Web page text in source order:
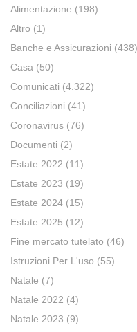
Alimentazione (198)
Altro (1)
Banche e Assicurazioni (438)
Casa (50)
Comunicati (4.322)
Conciliazioni (41)
Coronavirus (76)
Documenti (2)
Estate 2022 (11)
Estate 2023 (19)
Estate 2024 (15)
Estate 2025 (12)
Fine mercato tutelato (46)
Istruzioni Per L'uso (55)
Natale (7)
Natale 2022 (4)
Natale 2023 (9)